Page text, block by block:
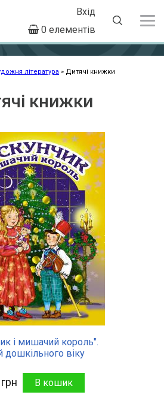
User
account
menu
Вхід
0 елементів
література Дитячі книжки
книжки
і мишачий король".
дошкільного віку